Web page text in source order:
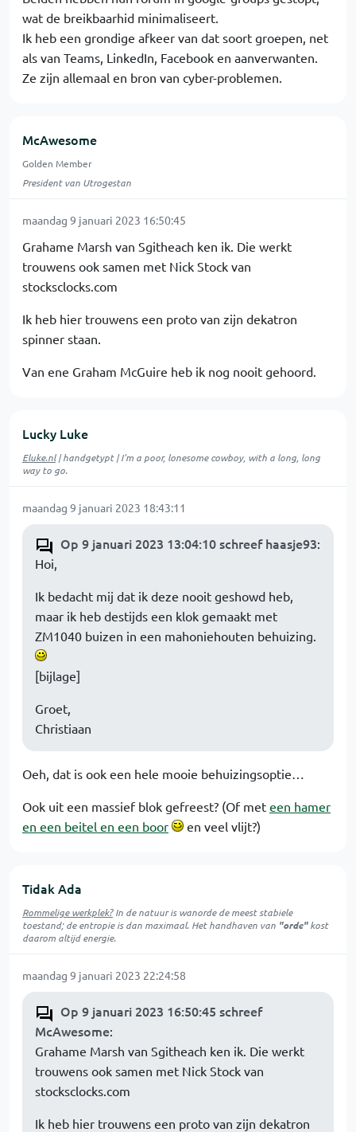
wat de breikbaarhid minimaliseert.
Ik heb een grondige afkeer van dat soort groepen, net
als van Teams, LinkedIn, Facebook en aanverwanten.
Ze zijn allemaal en bron van cyber-problemen.
McAwesome
Golden Member
President van Utrogestan
maandag 9 januari 2023 16:50:45
Grahame Marsh van Sgitheach ken ik. Die werkt
trouwens ook samen met Nick Stock van
stocksclocks.com
Ik heb hier trouwens een proto van zijn dekatron
spinner staan.
Van ene Graham McGuire heb ik nog nooit gehoord.
Lucky Luke
Eluke.nl| handgetypt | I'm a poor, lonesome cowboy, with a long, long
way to go.
maandag 9 januari 2023 18:43:11
Op 9 januari 2023 13:04:10 schreef haasje93:
Hoi,
Ik bedacht mij dat ik deze nooit geshowd heb,
maar ik heb destijds een klok gemaakt met
ZM1040 buizen in een mahoniehouten behuizing.
[bijlage]
Groet,
Christiaan
Oeh, dat is ook een hele mooie behuizingsoptie…
Ook uit een massief blok gefreest? (Of met een hamer
en een beitel en een boor
en veel vlijt?)
Tidak Ada
Rommelige werkplek?In de natuur iswanordede meest stabiele
toestand; de entropie is dan maximaal. Het handhaven van "orde"kost
daarom altijd energie.
maandag 9 januari 2023 22:24:58
Op 9 januari 2023 16:50:45 schreef
McAwesome:
Grahame Marsh van Sgitheach ken ik. Die werkt
trouwens ook samen met Nick Stock van
stocksclocks.com
Ik heb hier trouwens een proto van zijn dekatron